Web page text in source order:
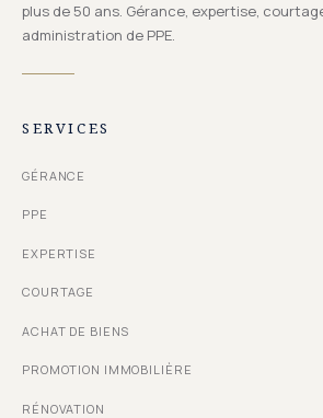
plus de 50 ans. Gérance, expertise,
administration de PPE.
SERVICES
GÉRANCE
PPE
EXPERTISE
COURTAGE
ACHAT DE BIENS
PROMOTION IMMOBILIÈRE
RÉNOVATION